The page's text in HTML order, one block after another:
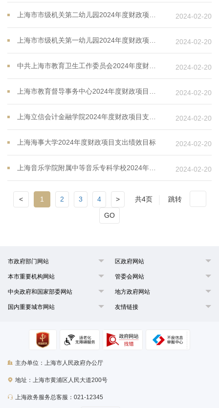
2024-02-20
2024-02-20
2024-02-20
2024-02-20
2024-02-20
上海海事大学2024年度财政项目支出绩效目标 2024-02-20
2024-02-20
< 1 2 3 4 > 共4页 跳转
GO
市政府部门网站 区政府网站
本市重要机构网站 管委会网站
中央政府和国家部委网站 地方政府网站
国内重要城市网站 友情链接
主办单位：上海市人民政府办公厅
地址：上海市黄浦区人民大道200号
上海政务服务总客服：021-12345